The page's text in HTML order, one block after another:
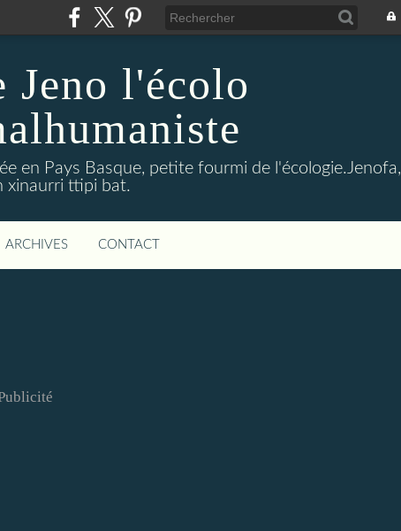
Jeno l'écolo
en Pays Basque, petite fourmi de l'écologie.Jenofa,
xinaurri ttipi bat.
ARCHIVES CONTACT